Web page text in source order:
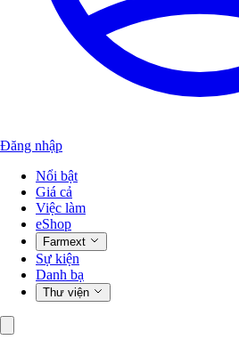
Đăng nhập
Nổi bật
Giá cả
Việc làm
eShop
Farmext
Sự kiện
Danh bạ
Thư viện